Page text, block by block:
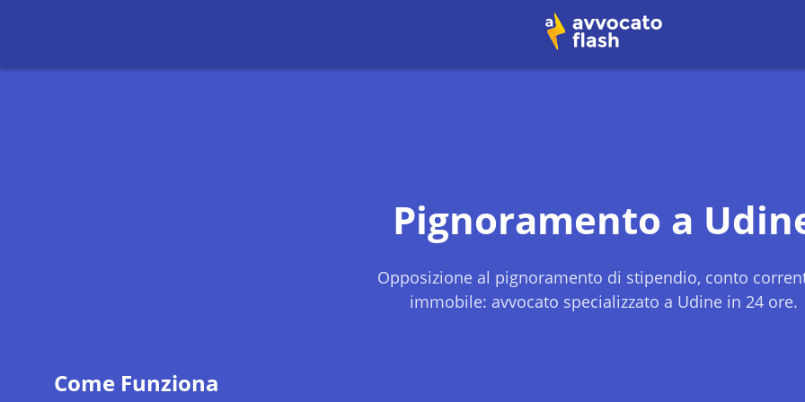
Pignoramento a
Opposizione al pignoramento di stipendio, conto
immobile: avvocato specializzato a Udine in 24 ore.
Come Funziona